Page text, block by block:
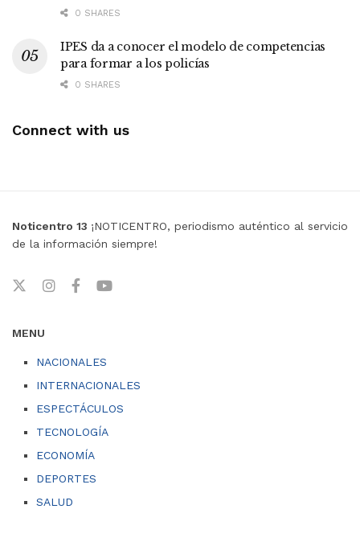
0 SHARES
IPES da a conocer el modelo de competencias
para formar a los policías
0 SHARES
Connect with us
Noticentro 13 ¡NOTICENTRO, periodismo auténtico al servicio
de la información siempre!
MENU
NACIONALES
INTERNACIONALES
ESPECTÁCULOS
TECNOLOGÍA
ECONOMÍA
DEPORTES
SALUD